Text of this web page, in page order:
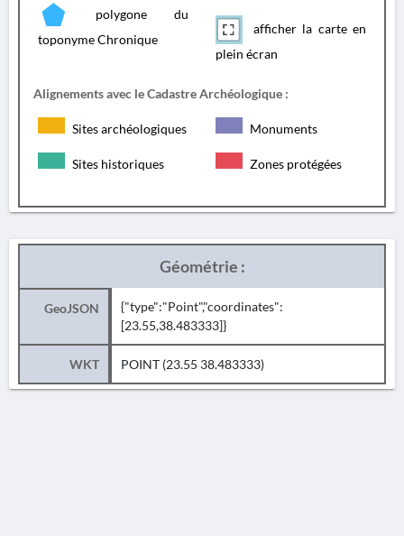
polygone du
toponyme Chronique
afficher la carte en
plein écran
Alignements avec le Cadastre Archéologique :
Sites archéologiques Monuments
Sites historiques Zones protégées
Géométrie :
GeoJSON
{"type":"Point","coordinates":
[23.55,38.483333]}
WKT POINT (23.55 38.483333)